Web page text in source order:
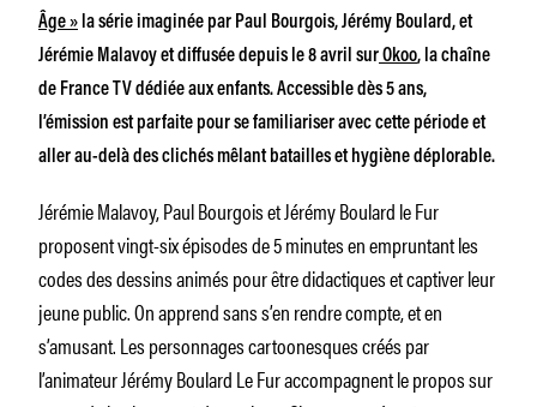
Âge » la série imaginée par Paul Bourgois, Jérémy Boulard, et
Jérémie Malavoy et diffusée depuis le 8 avril surOkoo, la chaîne
de France TV dédiée aux enfants. Accessible dès 5 ans,
l’émission est parfaite pour se familiariser avec cette période et
aller au-delà des clichés mêlant batailles et hygiène déplorable.
Jérémie Malavoy, Paul Bourgois et Jérémy Boulard le Fur
proposent vingt-six épisodes de 5 minutes en empruntant les
codes des dessins animés pour être didactiques et captiver leur
jeune public. On apprend sans s’en rendre compte, et en
s’amusant. Les personnages cartoonesques créés par
l’animateur Jérémy Boulard Le Fur accompagnent le propos sur